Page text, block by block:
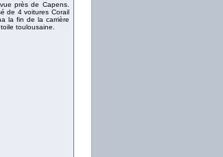
près de Capens.
de 4 voitures Corail
la fin de la carrière
toulousaine.